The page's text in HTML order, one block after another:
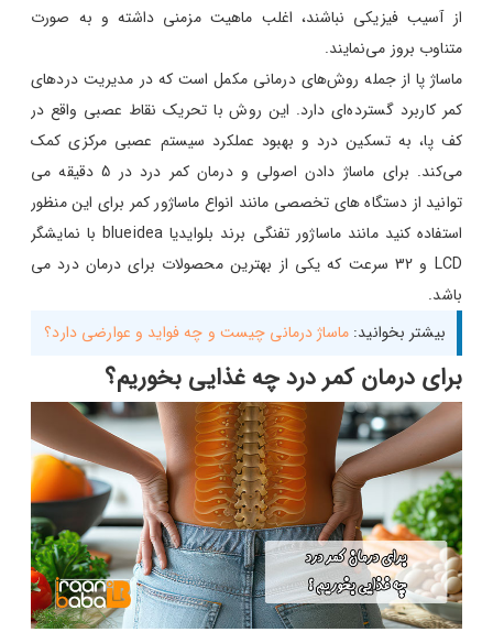
از آسیب فیزیکی نباشند، اغلب ماهیت مزمنی داشته و به صورت
متناوب بروز می‌نمایند.
ماساژ پا از جمله روش‌های درمانی مکمل است که در مدیریت دردهای
کمر کاربرد گسترده‌ای دارد. این روش با تحریک نقاط عصبی واقع در
کف پا، به تسکین درد و بهبود عملکرد سیستم عصبی مرکزی کمک
می‌کند. برای ماساژ دادن اصولی و درمان کمر درد در 5 دقیقه می
توانید از دستگاه های تخصصی مانند انواع ماساژور کمر برای این منظور
استفاده کنید مانند ماساژور تفنگی برند بلوایدیا blueidea با نمایشگر
LCD و 32 سرعت که یکی از بهترین محصولات برای درمان درد می
باشد.
بیشتر بخوانید: ماساژ درمانی چیست و چه فواید و عوارضی دارد؟
برای درمان کمر درد چه غذایی بخوریم؟